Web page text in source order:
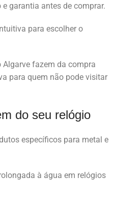
garantia antes de comprar.
para escolher o
Algarve fazem da compra
para quem não pode visitar
do seu relógio
específicos para metal e
à água em relógios